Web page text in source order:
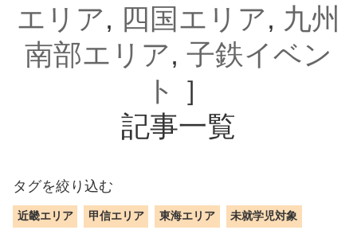
エリア, 四国エリア, 九州
南部エリア, 子鉄イベン
ト ］
記事一覧
タグを絞り込む
近畿エリア 甲信エリア 東海エリア 未就学児対象